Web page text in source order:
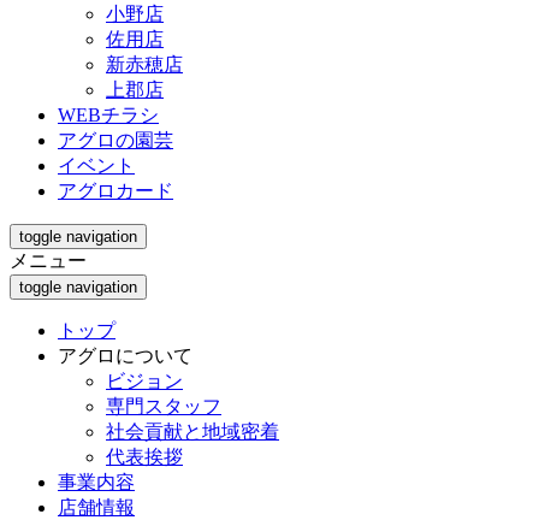
小野店
佐用店
新赤穂店
上郡店
WEBチラシ
アグロの園芸
イベント
アグロカード
toggle navigation
メニュー
toggle navigation
トップ
アグロについて
ビジョン
専門スタッフ
社会貢献と地域密着
代表挨拶
事業内容
店舗情報